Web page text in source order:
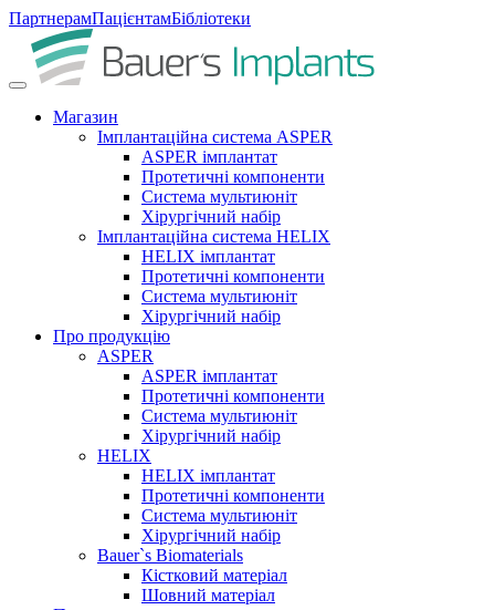
ПартнерамПацієнтамБібліотеки
Магазин
Імплантаційна система ASPER
ASPER імплантат
Протетичні компоненти
Система мультиюніт
Хірургічний набір
Імплантаційна система HELIX
HELIX імплантат
Протетичні компоненти
Система мультиюніт
Хірургічний набір
Про продукцію
ASPER
ASPER імплантат
Протетичні компоненти
Система мультиюніт
Хірургічний набір
HELIX
HELIX імплантат
Протетичні компоненти
Система мультиюніт
Хірургічний набір
Bauer`s Biomaterials
Кістковий матеріал
Шовний матеріал